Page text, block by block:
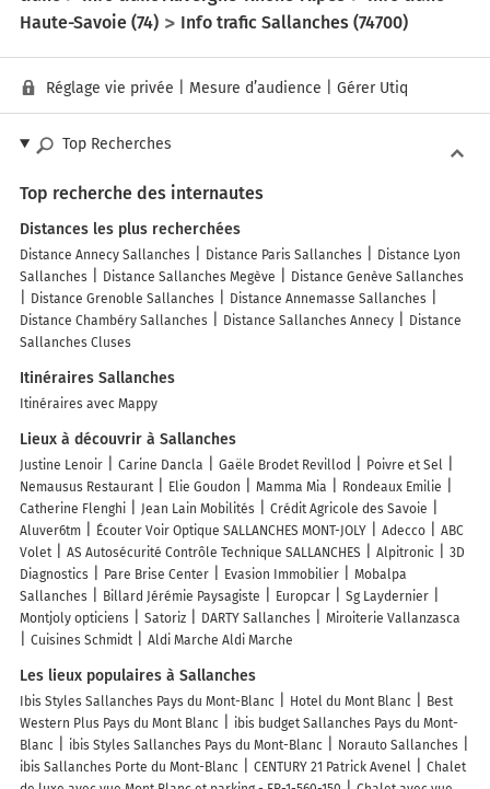
Haute-Savoie (74)
Info trafic Sallanches (74700)
Réglage vie privée Mesure d’audience Gérer Utiq
Top Recherches
Top recherche des internautes
Distances les plus recherchées
Distance Annecy Sallanches Distance Paris Sallanches
Distance Lyon
Sallanches
Distance Sallanches Megève
Distance Genève Sallanches
Distance Grenoble Sallanches
Distance Annemasse Sallanches
Distance Chambéry Sallanches
Distance Sallanches Annecy
Distance
Sallanches Cluses
Itinéraires Sallanches
Itinéraires avec Mappy
Lieux à découvrir à Sallanches
Justine Lenoir Carine Dancla Gaële Brodet Revillod
Poivre et Sel
Nemausus Restaurant
Elie Goudon Mamma Mia
Rondeaux Emilie
Catherine Flenghi
Jean Lain Mobilités
Crédit Agricole des Savoie
Aluver6tm
Écouter Voir Optique SALLANCHES MONT-JOLY Adecco
ABC
Volet
AS Autosécurité Contrôle Technique SALLANCHES Alpitronic
3D
Diagnostics
Pare Brise Center Evasion Immobilier
Mobalpa
Sallanches
Billard Jérémie Paysagiste Europcar
Sg Laydernier
Montjoly opticiens
Satoriz DARTY Sallanches
Miroiterie Vallanzasca
Cuisines Schmidt
Aldi Marche Aldi Marche
Les lieux populaires à Sallanches
Ibis Styles Sallanches Pays du Mont-Blanc Hotel du Mont Blanc
Best
Western Plus Pays du Mont Blanc
ibis budget Sallanches Pays du Mont-
Blanc
ibis Styles Sallanches Pays du Mont-Blanc
Norauto Sallanches
ibis Sallanches Porte du Mont-Blanc
CENTURY 21 Patrick Avenel
Chalet